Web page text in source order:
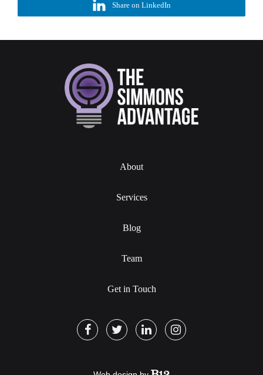
Share on LinkedIn
About
Services
Blog
Team
Get in Touch